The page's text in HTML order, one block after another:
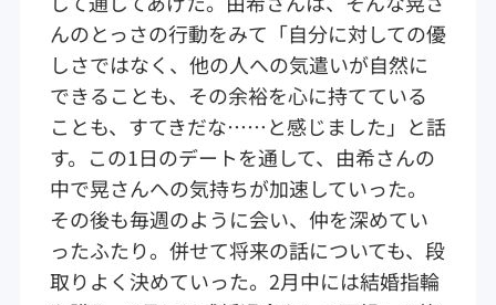
んのとっさの行動をみて「自分に対しての優
しさではなく、他の人への気遣いが自然に
できることも、その余裕を心に持てている
ことも、すてきだな……と感じました」と話
す。この1日のデートを通して、由希さんの
中で晃さんへの気持ちが加速していった。
その後も毎週のように会い、仲を深めてい
ったふたり。併せて将来の話についても、段
取りよく決めていった。2月中には結婚指輪